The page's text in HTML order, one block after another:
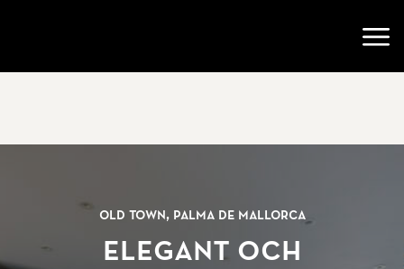
Old Town, Palma de Mallorca
Elegant och